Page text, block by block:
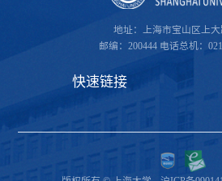
地址：上海市宝山区上大
邮编：200444 电话总机：
快速链接